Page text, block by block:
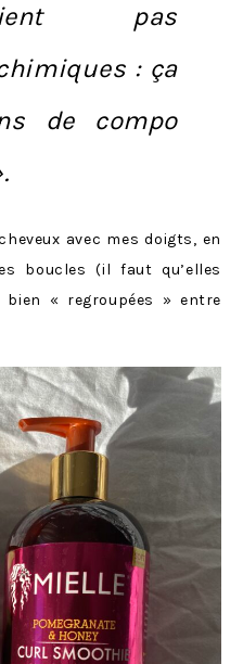
pas
: ça
de compo
avec mes doigts, en
boucles (il faut qu’elles
bien « regroupées » entre